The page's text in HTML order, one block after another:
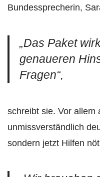
Bundessprecherin,
„Das Paket
genaueren
Fragen“,
schreibt sie. Vor allem
unmissverständlich
sondern jetzt Hilfen